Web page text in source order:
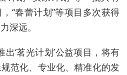
“春蕾计划”等项目多次获得
深远。
‘茗光计划’公益项目，将有
范化、专业化、精准化的发